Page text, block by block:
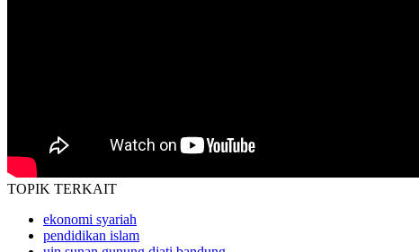
TOPIK TERKAIT
ekonomi syariah
pendidikan islam